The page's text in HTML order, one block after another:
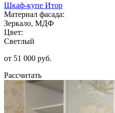
Шкаф-купе Итор
Материал фасада:
Зеркало, МДФ
Цвет:
Светлый
от 51 000 руб.
Рассчитать